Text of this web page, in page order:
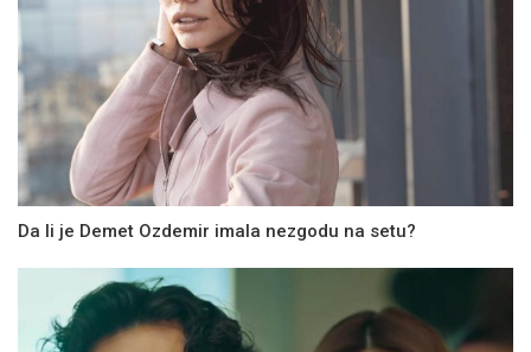
Da li je Demet Ozdemir imala nezgodu na setu?